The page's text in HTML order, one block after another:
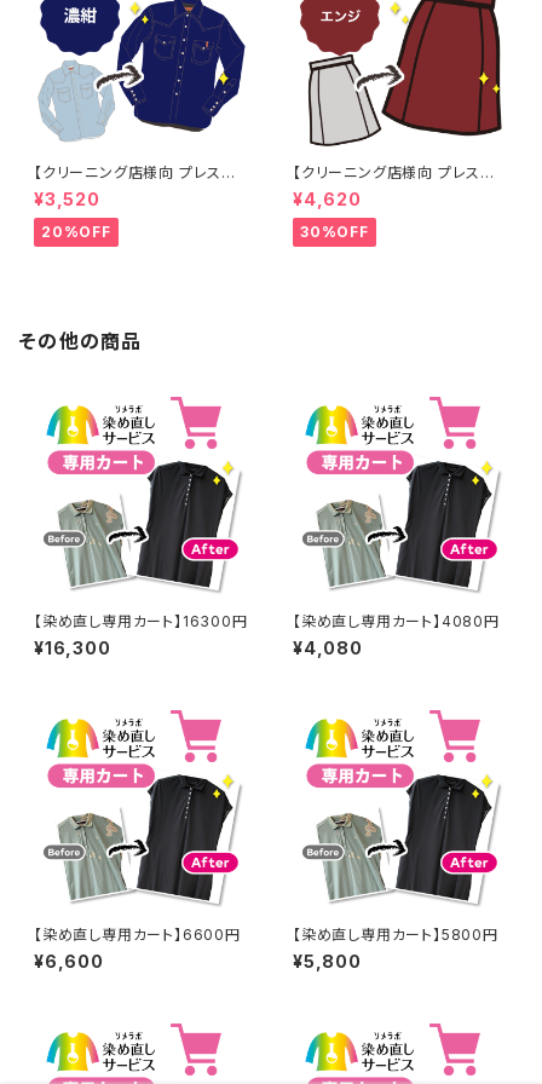
【クリーニング店様向 プレス加
工なし】綿100% 濃紺染め シャ
ツ 【元色：紺(Navy) - 色あせあ
り】 -染め直し[ネイビー - Nav
y]403-0116
¥3,520
20%OFF
【クリーニング店様向 プレス加
工なし】綿100% エンジ染め ス
カート 【元色：白 - 汚れあり】 -
染め直し[臙脂 - ワインレッド -
くすんだ深みのある赤]403-01
¥4,620
30%OFF
その他の商品
【染め直し専用カート】16300円
¥16,300
【染め直し専用カート】4080円
¥4,080
【染め直し専用カート】6600円
¥6,600
【染め直し専用カート】5800円
¥5,800